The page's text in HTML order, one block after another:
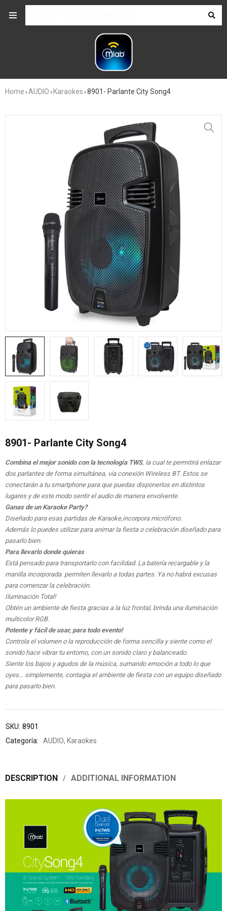
Home ›AUDIO › Karaokes ›8901- Parlante City Song4
8901- Parlante City Song4
Combina el mejor sonido con la tecnología TWS, la cual te permitirá enlazar
dos parlantes de forma simultánea, vía conexión Wireless BT. Estos se
conectarán a tu smartphone para que puedas disponerlos en distintos
lugares y de este modo sentir el audio de manera envolvente.
Ganas de un Karaoke Party?
Diseñado para esas partidas de Karaoke,incorpora micrófono.
Además lo puedes utilizar para animar la fiesta o celebración diseñado para
pasarlo bien.
Para llevarlo donde quieras
Está pensado para transportarlo con facilidad. La batería recargable y la
manilla incorporada. permiten llevarlo a todas partes. Ya no habrá excusas
para comenzar la celebración.
Iluminación Total!
Obtén un ambiente de fiesta gracias a la luz frontal, brinda una iluminación
multicolor RGB.
Potente y fácil de usar, para todo evento!
Controla el volumen o la reproducción de forma sencilla y siente como el
sonido hace vibrar tu entorno, con un sonido claro y balanceado.
Siente los bajos y agudos de la música, sumando emoción a todo lo que
oyes… simplemente, contagia el ambiente de fiesta con un equipo diseñado
para pasarlo bien.
SKU: 8901
Categoría:
AUDIO, Karaokes
DESCRIPTION ADDITIONAL INFORMATION